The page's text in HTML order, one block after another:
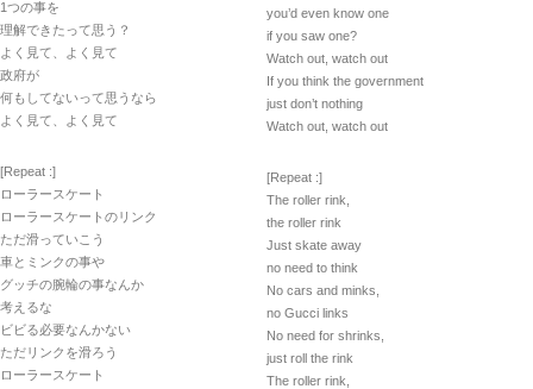
1つの事を
理解できたって思う？
よく見て、よく見て
政府が
何もしてないって思うなら
よく見て、よく見て
[Repeat :]
ローラースケート
ローラースケートのリンク
ただ滑っていこう
車とミンクの事や
グッチの腕輪の事なんか
考えるな
ビビる必要なんかない
ただリンクを滑ろう
ローラースケート
you’d even know one
if you saw one?
Watch out, watch out
If you think the government
just don’t nothing
Watch out, watch out
[Repeat :]
The roller rink,
the roller rink
Just skate away
no need to think
No cars and minks,
no Gucci links
No need for shrinks,
just roll the rink
The roller rink,